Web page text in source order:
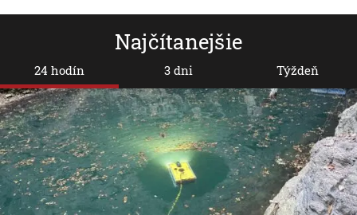
Najčítanejšie
24 hodín 3 dni Týždeň